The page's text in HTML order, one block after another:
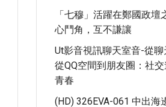
「七穆」活躍在鄭國政
心鬥角，互不謙讓
Ut影音視訊聊天室音-從聊
從QQ空間到朋友圈：社
青春
(HD) 326EVA-061 中出海